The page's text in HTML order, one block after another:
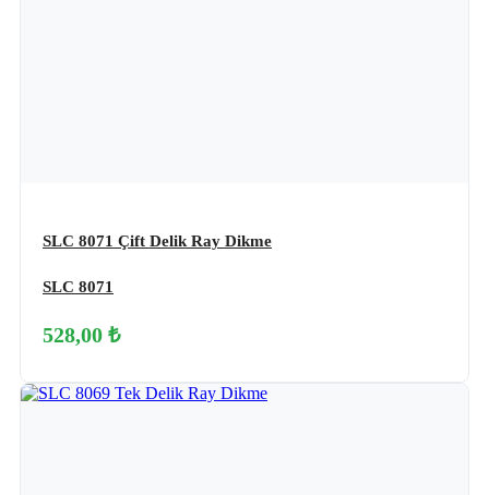
SLC 8071 Çift Delik Ray Dikme
SLC 8071
528,00 ₺